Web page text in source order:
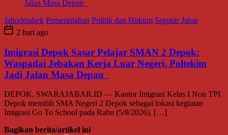
Jabodetabek Pemerintahan Politik dan Hukum Seputar Jabar
2 hari ago
Imigrasi Depok Sasar Pelajar SMAN 2 Depok:
Waspadai Jebakan Kerja Luar Negeri, Poltekim
Jadi Jalan Masa Depan
DEPOK, SWARAJABAR.ID — Kantor Imigrasi Kelas I Non TPI
Depok memilih SMA Negeri 2 Depok sebagai lokasi kegiatan
Imigrasi Go To School pada Rabu (5/8/2026), […]
Bagikan berita/artikel ini